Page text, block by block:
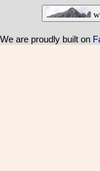
We are proudly built on